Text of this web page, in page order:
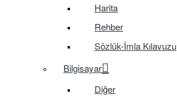
Harita
Rehber
Sözlük-İmla Kılavuzu
Bilgisayar
Diğer